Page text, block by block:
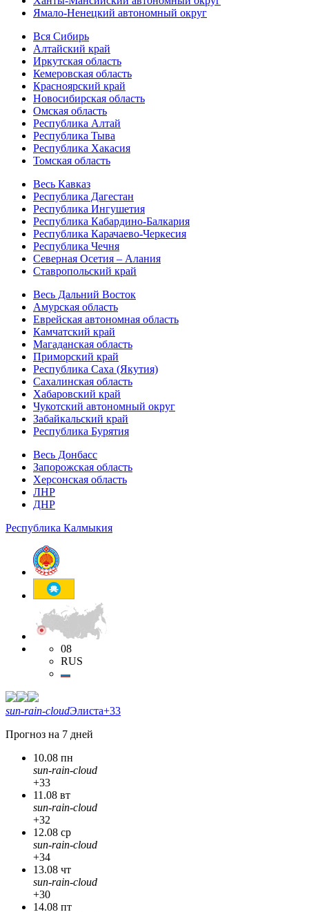
Ямало-Ненецкий автономный округ
Вся Сибирь
Алтайский край
Иркутская область
Кемеровская область
Красноярский край
Новосибирская область
Омская область
Республика Алтай
Республика Тыва
Республика Хакасия
Томская область
Весь Кавказ
Республика Дагестан
Республика Ингушетия
Республика Кабардино-Балкария
Республика Карачаево-Черкесия
Республика Чечня
Северная Осетия – Алания
Ставропольский край
Весь Дальний Восток
Амурская область
Еврейская автономная область
Камчатский край
Магаданская область
Приморский край
Республика Саха (Якутия)
Сахалинская область
Хабаровский край
Чукотский автономный округ
Забайкальский край
Республика Бурятия
Весь Донбасс
Запорожская область
Херсонская область
ЛНР
ДНР
Республика Калмыкия
08
RUS
sun-rain-cloudЭлиста+33
Прогноз на 7 дней
10.08 пн
sun-rain-cloud
+33
11.08 вт
sun-rain-cloud
+32
12.08 ср
sun-rain-cloud
+34
13.08 чт
sun-rain-cloud
+30
14.08 пт